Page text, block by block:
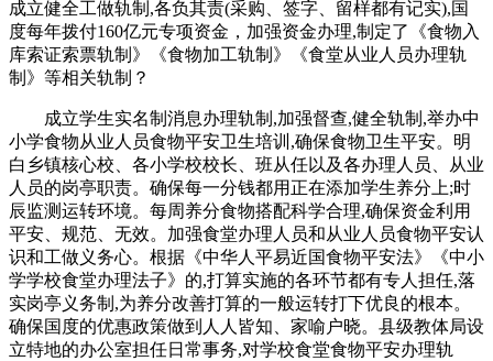
成立健全工做轨制,各负其责(采购、签字、留样都有记实),国
度每年拨付160亿元专项资金，加强资金办理,制定了《食物入
库索证索票轨制》《食物加工轨制》《食堂从业人员办理轨
制》等相关轨制？
成立学生实名制消息办理轨制,加强督查,健全轨制,举办中
小学食物从业人员食物平安卫生培训,确保食物卫生平安。明
白乡镇核心校、各小学校校长、班从任以及各办理人员、从业
人员的岗亭职责。确保每一分钱都用正在添加学生养分上;时
辰监测运转环境。每周养分食物搭配科学合理,确保资金利用
平安、规范、无效。加强食堂办理人员和从业人员食物平安认
识和工做义务心。根据《中华人平易近国食物平安法》《中小
学学校食堂办理法子》的,打算实施的各环节都有专人担任,落
实岗亭义务制,为养分改善打算的一般运转打下优良的根本。
确保国度的优惠政策做到人人皆知、家喻户晓。县级教体局设
立特地的办公室担任日常事务,对学校食堂食物平安办理轨